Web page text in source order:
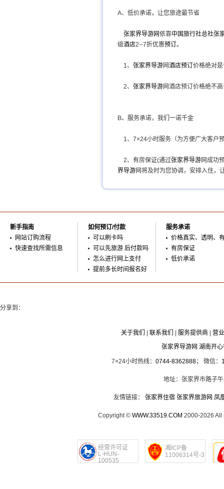
A、低价承诺，让您旅途最节省
张家界导游网依靠中国旅行社总社张
级酒店2--7折优惠预订 。
1、 张家界导游网酒店预订 价格绝对
2、 张家界导游网酒店预订价格绝不
B、服务承诺，我们一诺千金
1、7×24小时服务（为方便广大客户
2、有房保证(通过张家界导游网成功
界导游网将及时为您协调，安排入住，
新手指南
网站订购流程
快速查找所需信息
如何预订/付款
可以刷卡吗
可以先旅游 后付款吗
怎么进行网上支付
提前多长时间报名好
服务承诺
价格真实、透明、
有房保证
低价承诺
分享到：
关于我们 联系我们 服务提供商
营
张家界导游网 湖南开
7×24小时热线： 0744-8362888； 微信：
地址：张家界市路子
友情链接： 张家界住宿 张家界旅游网 凤
Copyright © WWW.33519.COM 2000-2026 All
经营许可证
L-HUN-
100535
湘ICP备
11006314号-3